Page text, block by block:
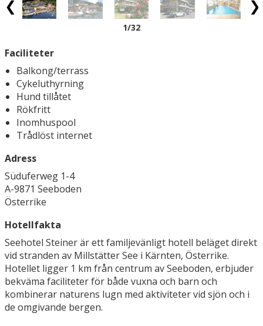
1/32
Faciliteter
Balkong/terrass
Cykeluthyrning
Hund tillåtet
Rökfritt
Inomhuspool
Trådlöst internet
Adress
Süduferweg 1-4
A-9871 Seeboden
Österrike
Hotellfakta
Seehotel Steiner är ett familjevänligt hotell beläget direkt
vid stranden av Millstätter See i Kärnten, Österrike.
Hotellet ligger 1 km från centrum av Seeboden, erbjuder
bekväma faciliteter för både vuxna och barn och
kombinerar naturens lugn med aktiviteter vid sjön och i
de omgivande bergen.